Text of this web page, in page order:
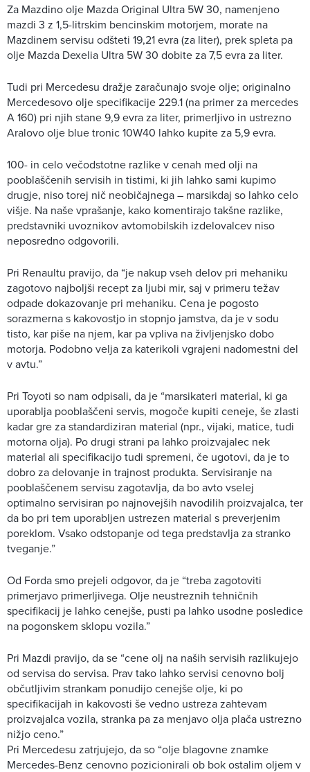
Za Mazdino olje Mazda Original Ultra 5W 30, namenjeno
mazdi 3 z 1,5-litrskim bencinskim motorjem, morate na
Mazdinem servisu odšteti 19,21 evra (za liter), prek spleta pa
olje Mazda Dexelia Ultra 5W 30 dobite za 7,5 evra za liter.
Tudi pri Mercedesu dražje zaračunajo svoje olje; originalno
Mercedesovo olje specifikacije 229.1 (na primer za mercedes
A 160) pri njih stane 9,9 evra za liter, primerljivo in ustrezno
Aralovo olje blue tronic 10W40 lahko kupite za 5,9 evra.
100- in celo večodstotne razlike v cenah med olji na
pooblaščenih servisih in tistimi, ki jih lahko sami kupimo
drugje, niso torej nič neobičajnega – marsikdaj so lahko celo
višje. Na naše vprašanje, kako komentirajo takšne razlike,
predstavniki uvoznikov avtomobilskih izdelovalcev niso
neposredno odgovorili.
Pri Renaultu pravijo, da “je nakup vseh delov pri mehaniku
zagotovo najboljši recept za ljubi mir, saj v primeru težav
odpade dokazovanje pri mehaniku. Cena je pogosto
sorazmerna s kakovostjo in stopnjo jamstva, da je v sodu
tisto, kar piše na njem, kar pa vpliva na življenjsko dobo
motorja. Podobno velja za katerikoli vgrajeni nadomestni del
v avtu.”
Pri Toyoti so nam odpisali, da je “marsikateri material, ki ga
uporablja pooblaščeni servis, mogoče kupiti ceneje, še zlasti
kadar gre za standardiziran material (npr., vijaki, matice, tudi
motorna olja). Po drugi strani pa lahko proizvajalec nek
material ali specifikacijo tudi spremeni, če ugotovi, da je to
dobro za delovanje in trajnost produkta. Servisiranje na
pooblaščenem servisu zagotavlja, da bo avto vselej
optimalno servisiran po najnovejših navodilih proizvajalca, ter
da bo pri tem uporabljen ustrezen material s preverjenim
poreklom. Vsako odstopanje od tega predstavlja za stranko
tveganje.”
Od Forda smo prejeli odgovor, da je “treba zagotoviti
primerjavo primerljivega. Olje neustreznih tehničnih
specifikacij je lahko cenejše, pusti pa lahko usodne posledice
na pogonskem sklopu vozila.”
Pri Mazdi pravijo, da se “cene olj na naših servisih razlikujejo
od servisa do servisa. Prav tako lahko servisi cenovno bolj
občutljivim strankam ponudijo cenejše olje, ki po
specifikacijah in kakovosti še vedno ustreza zahtevam
proizvajalca vozila, stranka pa za menjavo olja plača ustrezno
nižjo ceno.”
Pri Mercedesu zatrjujejo, da so “olje blagovne znamke
Mercedes-Benz cenovno pozicionirali ob bok ostalim oljem v